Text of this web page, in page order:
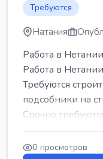
Требуются
Натания
Работа в
Работа в
Требуются
подсобники на
Срочно
0 просмотров